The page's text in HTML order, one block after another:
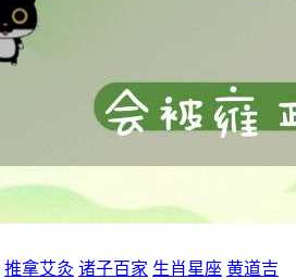
推拿艾灸 诸子百家 生肖星座 黄道吉